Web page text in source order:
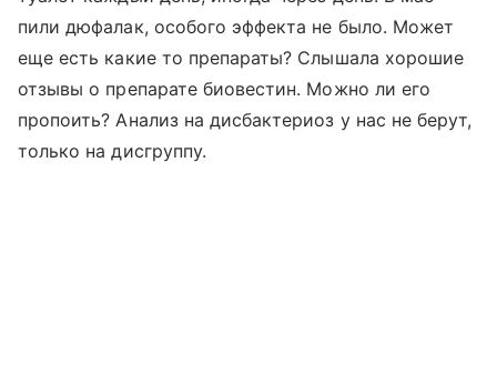
пили дюфалак, особого эффекта не было. Может
еще есть какие то препараты? Слышала хорошие
отзывы о препарате биовестин. Можно ли его
пропоить? Анализ на дисбактериоз у нас не берут,
только на дисгруппу.